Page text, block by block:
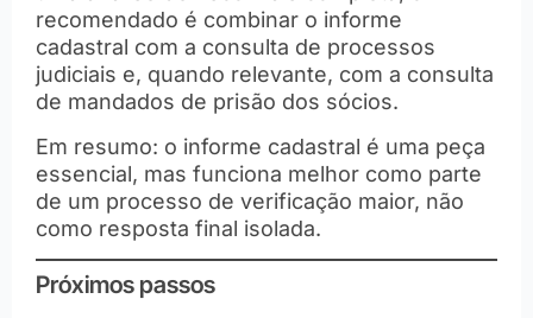
recomendado é combinar o informe
cadastral com a consulta de processos
judiciais e, quando relevante, com a consulta
de mandados de prisão dos sócios.
Em resumo: o informe cadastral é uma peça
essencial, mas funciona melhor como parte
de um processo de verificação maior, não
como resposta final isolada.
Próximos passos